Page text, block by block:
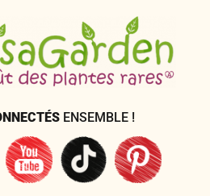
ENSEMBLE !